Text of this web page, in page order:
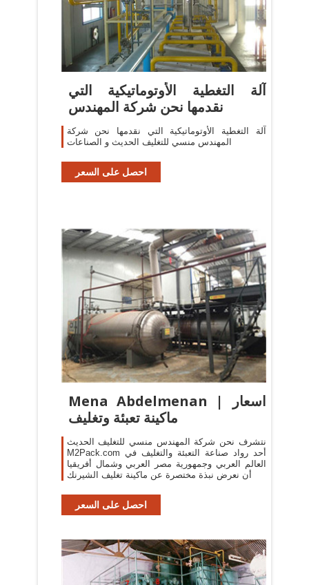
آلة التغطية الأوتوماتيكية التي
نقدمها نحن شركة المهندس
آلة التغطية الأوتوماتيكية التي نقدمها نحن شركة
المهندس منسي للتغليف الحديث و الصناعات
احصل على السعر
Mena Abdelmenan | اسعار
ماكينة تعبئة وتغليف
نتشرف نحن شركة المهندس منسي للتغليف الحديث
M2Pack.com أحد رواد صناعة التعبئة والتغليف في
العالم العربي وجمهورية مصر العربي وشمال أفريقيا
أن نعرض نبذة مختصرة عن ماكينة تغليف الشيرنك
احصل على السعر